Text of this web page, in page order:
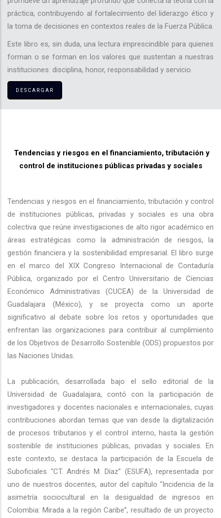
práctica, contribuyendo al fortalecimiento del liderazgo ético y
la toma de decisiones en contextos reales de la Fuerza Pública.
Este libro es, sin duda, una lectura imprescindible para quienes
forman o se forman en los valores que sustentan a nuestras
instituciones: disciplina, honor, responsabilidad y servicio.
DESCARGAR
Tendencias y riesgos en el financiamiento, tributación y
control de instituciones públicas privadas y sociales
Tendencias y riesgos en el financiamiento, tributación y control
de instituciones públicas, privadas y sociales es una obra
colectiva que reúne investigaciones de alto rigor académico en
áreas estratégicas como la administración de riesgos, la
gestión financiera y la sostenibilidad empresarial. El libro surge
en el marco del XIX Congreso Internacional de Contaduría
Pública, organizado por el Centro Universitario de Ciencias
Económico Administrativas (CUCEA) de la Universidad de
Guadalajara (México), y se proyecta como un aporte
significativo al debate sobre los retos y oportunidades que
enfrentan las organizaciones para contribuir al cumplimiento
de los Objetivos de Desarrollo Sostenible (ODS) propuestos por
las Naciones Unidas.
La publicación, desarrollada bajo el sello editorial de la
Universidad de Guadalajara, contó con la participación de
investigadores y docentes nacionales e internacionales, cuyas
contribuciones abordan temas que van desde la digitalización
de procesos tributarios y el control interno, hasta la gestión
sostenible de instituciones públicas, privadas y sociales. En
este contexto, se destaca la participación de la Escuela de
Suboficiales “CT. Andrés M. Díaz” (ESUFA), representada por
uno de nuestros docentes, autor del capítulo “Incidencia de la
asimetría sociocultural en la desigualdad de ingresos en
Colombia: Mirada a la región Caribe”, resultado de un proyecto